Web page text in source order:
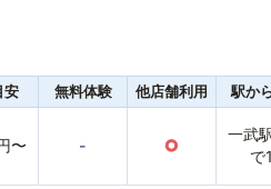
安 無料体験 他店舗利用 駅か
〜 - ○
一武
で